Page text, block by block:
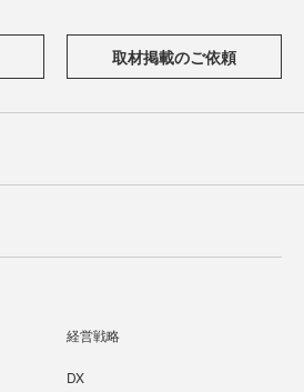
取材掲載のご依頼
経営戦略
DX